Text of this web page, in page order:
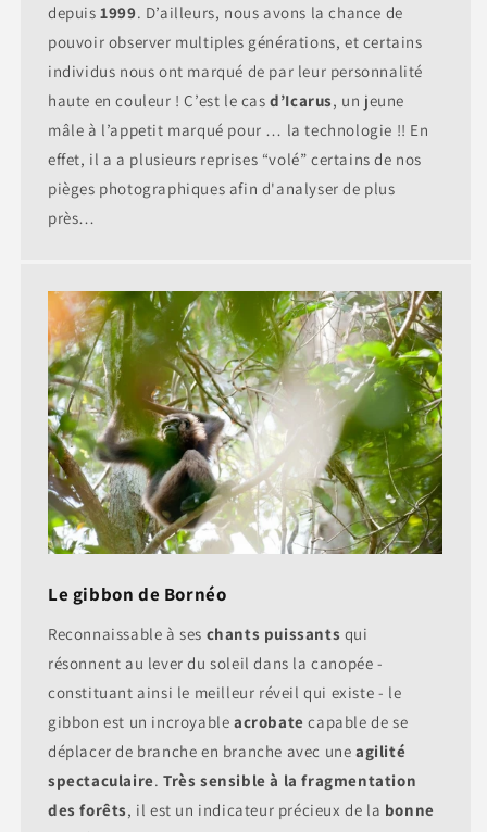
depuis1999. D’ailleurs, nous avons la chance de
pouvoir observer multiples générations, et certains
individus nous ont marqué de par leur personnalité
haute en couleur ! C’est le casd’Icarus, un jeune
mâle à l’appetit marqué pour … la technologie !! En
effet, il a a plusieurs reprises “volé” certains de nos
pièges photographiques afin d'analyser de plus
près…
Le gibbon de Bornéo
Reconnaissable à ses chants puissants qui
résonnent au lever du soleil dans la canopée -
constituant ainsi le meilleur réveil qui existe - le
gibbon est un incroyableacrobatecapable de se
déplacer de branche en branche avec uneagilité
spectaculaire.Très sensible à la fragmentation
des forêts, il est un indicateur précieux de la bonne